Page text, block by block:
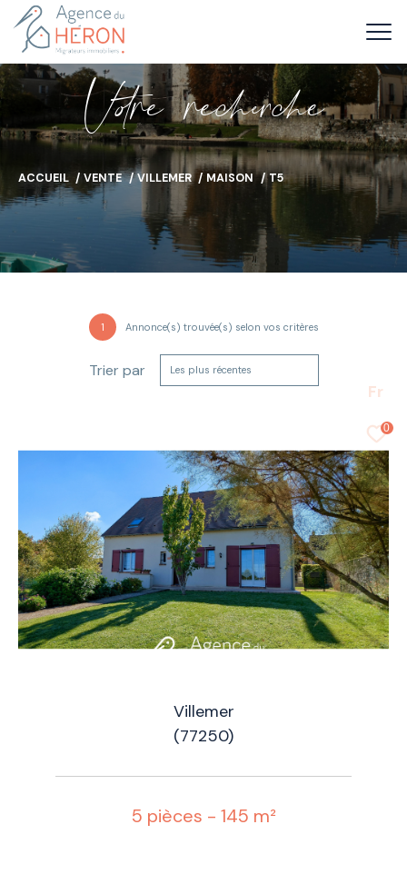
Fr
0
Vore recece
ACCUEIL VENTE VILLEMER MAISON T5
1 Annonce(s) trouvée(s) selon vos critères
Trier par Les plus récentes
Villemer
(77250)
5 pièces - 145 m²